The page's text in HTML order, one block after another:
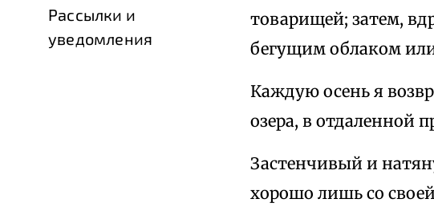
Рассылки и
уведомления
товарищей; затем,
бегущим облаком
Каждую осень я
озера, в отдаленной
Застенчивый и
хорошо лишь со